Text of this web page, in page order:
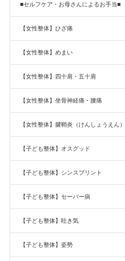
■セルフケア・お母さんによるお手当■
【女性整体】ひざ痛
【女性整体】めまい
【女性整体】四十肩・五十肩
【女性整体】坐骨神経痛・腰痛
【女性整体】腱鞘炎（けんしょうえん）
【子ども整体】オスグッド
【子ども整体】シンスプリント
【子ども整体】セーバー病
【子ども整体】吐き気
【子ども整体】姿勢